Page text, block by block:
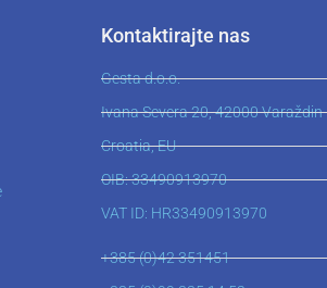
Kontaktirajte nas
Gesta d.o.o.
Ivana Severa 20, 42000 Varaždin
Croatia, EU
OIB: 33490913970
VAT ID: HR33490913970
+385 (0)42 351451